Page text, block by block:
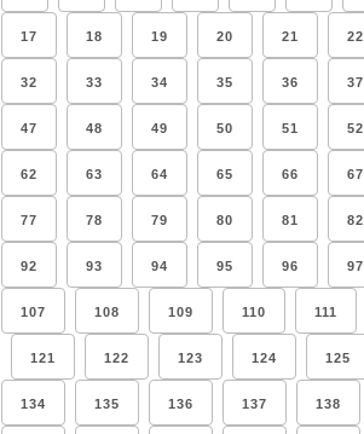
17 18 19 20 21 22
32 33 34 35 36 37
47 48 49 50 51 52
62 63 64 65 66 67
77 78 79 80 81 82
92 93 94 95 96 97
107 108 109 110 111
121 122 123 124 125
134 135 136 137 138